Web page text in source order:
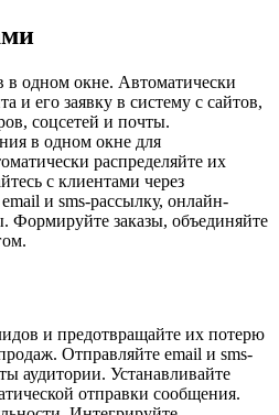
в одном окне. Автоматически
и его заявку в систему с сайтов,
соцсетей и почты.
в одном окне для
распределяйте их
с клиентами через
и sms-рассылку, онлайн-
Формируйте заказы, объединяйте
и предотвращайте их потерю
Отправляйте email и sms-
аудитории. Устанавливайте
отправки сообщения.